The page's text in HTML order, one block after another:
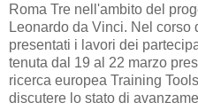
Roma Tre nell'ambito del
Leonardo da Vinci. Nel corso
presentati i lavori dei
tenuta dal 19 al 22 marzo
ricerca europea Training
discutere lo stato di